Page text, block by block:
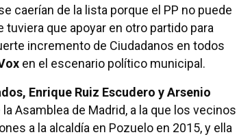
caerían de la lista porque el PP no puede
que apoyar en otro partido para
incremento de Ciudadanos en todos
en el escenario político municipal.
Enrique Ruiz Escudero y Arsenio
Asamblea de Madrid, a la que los vecinos
a la alcaldía en Pozuelo en 2015, y ella